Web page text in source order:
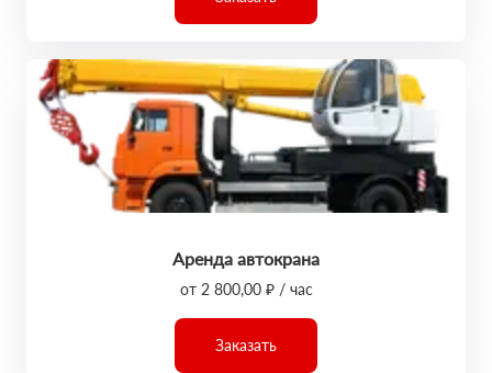
Аренда автокрана
от 2 800,00 ₽ / час
Заказать